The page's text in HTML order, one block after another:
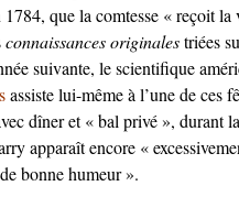
1784, que la comtesse « reçoit la
connaissances originalestriées
suivante, le scientifique
assiste lui-même à l’une de ces
dîner et « bal privé », durant
apparaît encore «
bonne humeur ».